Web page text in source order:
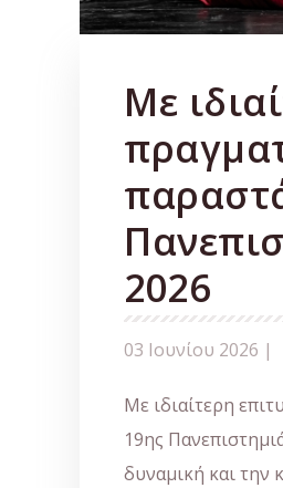
Με
2026
03 Ιουνίου 2026 |
Με ιδιαίτερη
19ης
δυναμική και την